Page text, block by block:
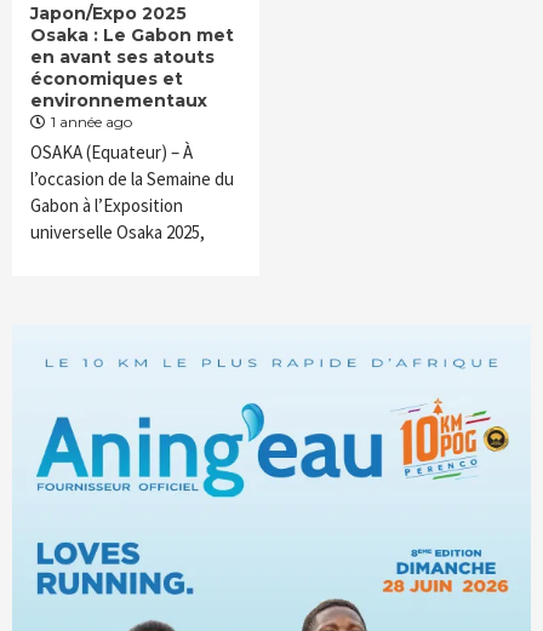
Japon/Expo 2025
Osaka : Le Gabon met
en avant ses atouts
économiques et
environnementaux
1 année ago
OSAKA (Equateur) – À
l’occasion de la Semaine du
Gabon à l’Exposition
universelle Osaka 2025,